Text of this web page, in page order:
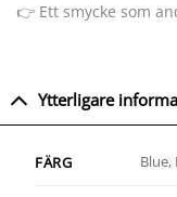
👉 Ett smycke som
Ytterligare
FÄRG Blue,